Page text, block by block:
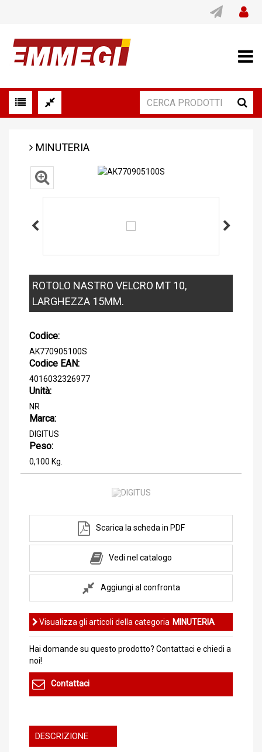
MINUTERIA
ROTOLO NASTRO VELCRO MT 10,
LARGHEZZA 15MM.
Codice:
AK770905100S
Codice EAN:
4016032326977
Unità:
NR
Marca:
DIGITUS
Peso:
0,100 Kg.
Scarica la scheda in PDF
Vedi nel catalogo
Aggiungi al confronta
Visualizza gli articoli della categoria MINUTERIA
Hai domande su questo prodotto? Contattaci e chiedi a
noi!
Contattaci
DESCRIZIONE